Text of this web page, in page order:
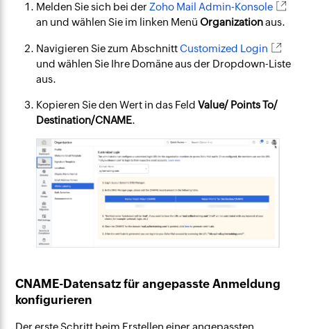
Melden Sie sich bei derZoho Mail Admin-Konsole
an und wählen Sie im linken MenüOrganizationaus.
Navigieren Sie zum AbschnittCustomized Login
und wählen Sie Ihre Domäne aus der Dropdown-Liste
aus.
Kopieren Sie den Wert in das FeldValue/ Points To/
Destination/CNAME.
CNAME-Datensatz für angepasste Anmeldung
konfigurieren
Der erste Schritt beim Erstellen einer angepassten